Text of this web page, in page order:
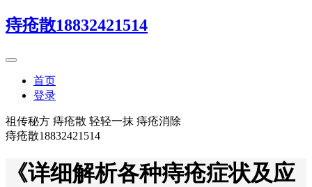
痔疮散18832421514
首页
登录
祖传秘方 痔疮散 轻轻一抹 痔疮消除
痔疮散18832421514
《详细解析各种痔疮症状及应